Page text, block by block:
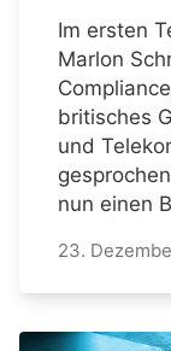
Im ersten
Marlon
britisches
und
nun einen
23.